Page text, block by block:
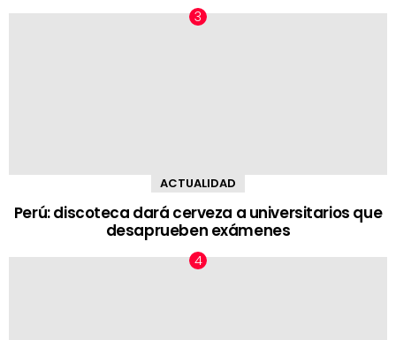
ACTUALIDAD
Perú: discoteca dará cerveza a universitarios que
desaprueben exámenes